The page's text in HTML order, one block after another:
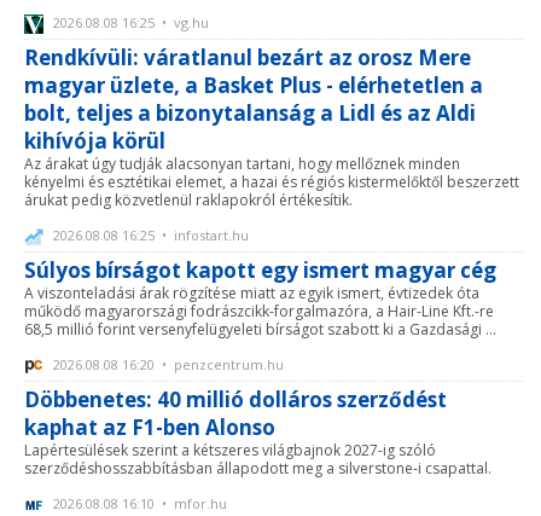
2026.08.08 16:25 • vg.hu
Rendkívüli: váratlanul bezárt az orosz Mere
magyar üzlete, a Basket Plus - elérhetetlen a
bolt, teljes a bizonytalanság a Lidl és az Aldi
kihívója körül
Az árakat úgy tudják alacsonyan tartani, hogy mellőznek minden
kényelmi és esztétikai elemet, a hazai és régiós kistermelőktől beszerzett
árukat pedig közvetlenül raklapokról értékesítik.
2026.08.08 16:25 • infostart.hu
Súlyos bírságot kapott egy ismert magyar cég
A viszonteladási árak rögzítése miatt az egyik ismert, évtizedek óta
működő magyarországi fodrászcikk-forgalmazóra, a Hair-Line Kft.-re
68,5 millió forint versenyfelügyeleti bírságot szabott ki a Gazdasági ...
2026.08.08 16:20 • penzcentrum.hu
Döbbenetes: 40 millió dolláros szerződést
kaphat az F1-ben Alonso
Lapértesülések szerint a kétszeres világbajnok 2027-ig szóló
szerződéshosszabbításban állapodott meg a silverstone-i csapattal.
2026.08.08 16:10 • mfor.hu